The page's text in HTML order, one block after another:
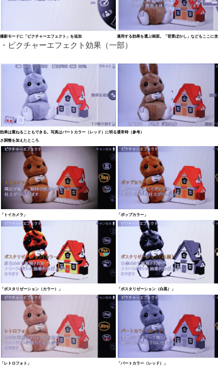
撮影モードに「ピクチャーエフェクト」を追加 適用する効果を選ぶ画面。「背景ぼかし」などもここに
・ピクチャーエフェクト効果（一部）
効果は重ねることもできる。写真はパートカラー（レッド）に明る
さ調整を加えたところ
通常時（参考）
「トイカメラ」 「ポップカラー」
「ポスタリゼーション（カラー）」 「ポスタリゼーション（白黒）」
「レトロフォト」 「パートカラー（レッド）」